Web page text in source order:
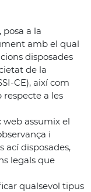
a la
amb el qual
disposades
de la
CE), així com
a les
web assumix el
i
ací disposades,
legals que
qualsevol tipus